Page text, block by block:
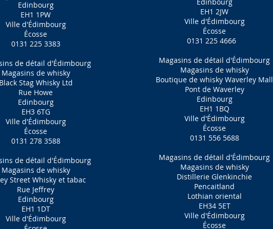
Edinbourg
EH1 1PW
Ville d'Édimbourg
Écosse
0131 225 3383
de détail d'Édimbourg
Magasins de whisky
Black Stag Whisky Ltd
Rue Howe
Edinbourg
EH3 6TG
Ville d'Édimbourg
Écosse
0131 278 3588
de détail d'Édimbourg
Magasins de whisky
Street Whisky et tabac
Rue Jeffrey
Edinbourg
EH1 1DT
Ville d'Édimbourg
EH1 2JW
Ville d'Édimbourg
Écosse
0131 225 4666
Magasins de détail d'Édimbourg
Magasins de whisky
Boutique de whisky Waverley Mall
Pont de Waverley
Edinbourg
EH1 1BQ
Ville d'Édimbourg
Écosse
0131 556 5688
Magasins de détail d'Édimbourg
Magasins de whisky
Distillerie Glenkinchie
Pencaitland
Lothian oriental
EH34 5ET
Ville d'Édimbourg
Écosse